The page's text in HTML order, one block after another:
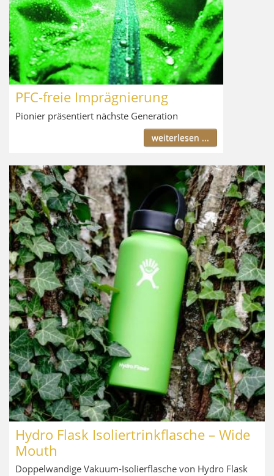
PFC-freie Imprägnierung
Pionier präsentiert nächste Generation
weiterlesen ...
Hydro Flask Isoliertrinkflasche – Wide
Mouth
Doppelwandige Vakuum-Isolierflasche von Hydro Flask